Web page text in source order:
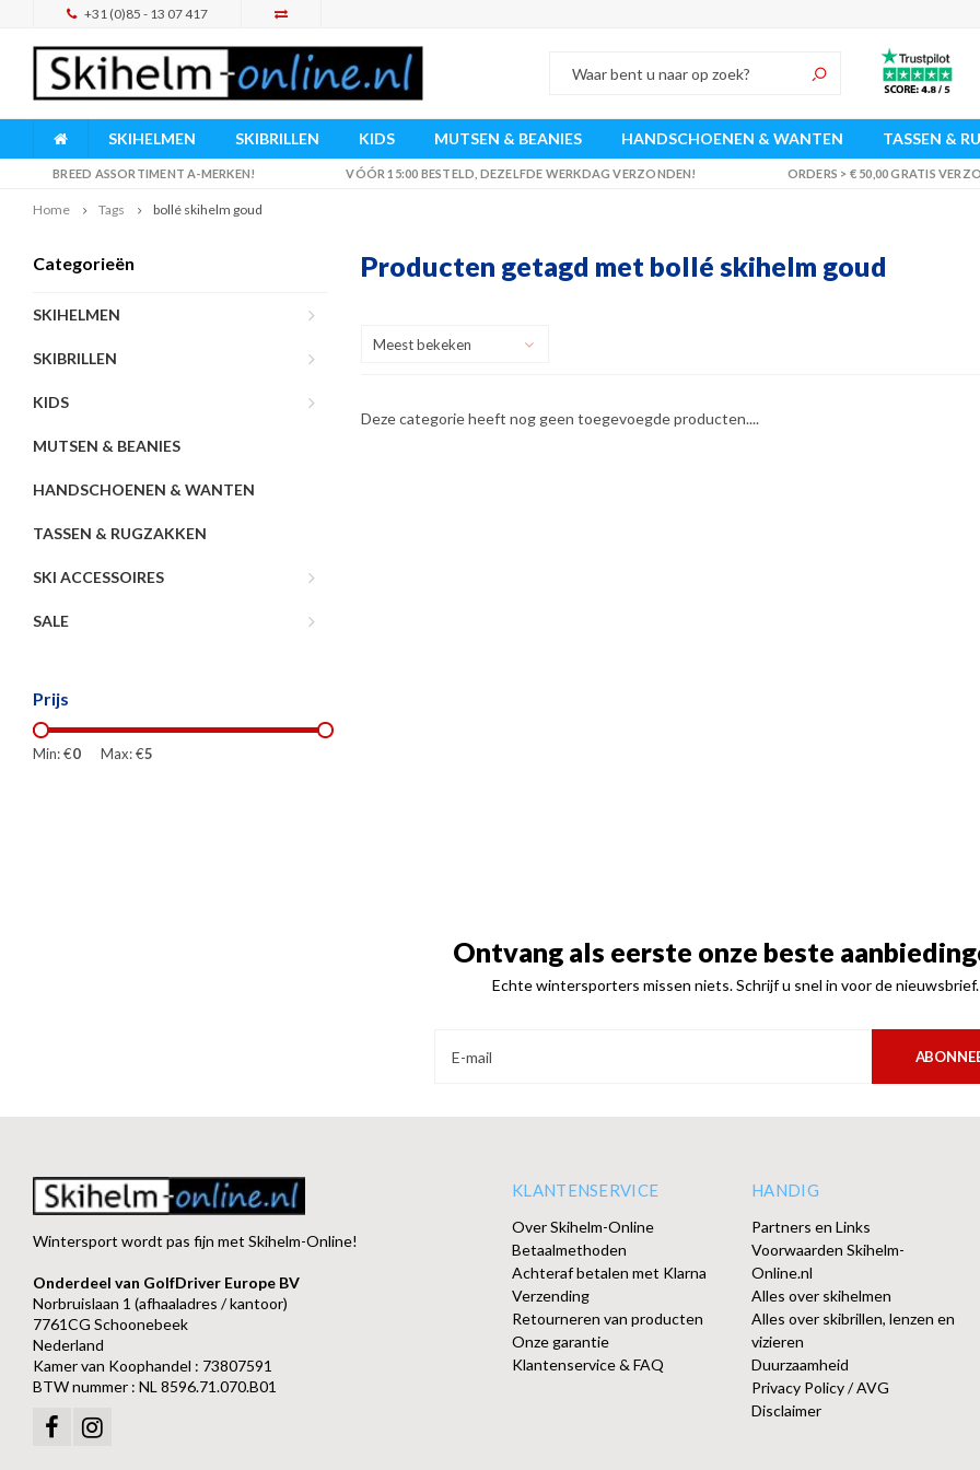
+31 (0)85 - 13 07 417
SKIHELMEN SKIBRILLEN KIDS MUTSEN & BEANIES HANDSCHOENEN & WANTEN TASSEN &
BREED ASSORTIMENT A-MERKEN! VÓÓR 15:00 BESTELD, DEZELFDE WERKDAG VERZONDEN! ORDERS > € 50,00 GRATIS
Home Tags bollé skihelm goud
Categorieën
SKIHELMEN
SKIBRILLEN
KIDS
MUTSEN & BEANIES
HANDSCHOENEN & WANTEN
TASSEN & RUGZAKKEN
SKI ACCESSOIRES
SALE
Prijs
Min: €0 Max: €5
Producten getagd met bollé skihelm goud
Meest bekeken
Deze categorie heeft nog geen toegevoegde producten....
Ontvang als eerste onze beste
Echte wintersporters missen niets. Schrijf u snel in voor de nieuwsbrief.
Wintersport wordt pas fijn met Skihelm-Online!
Onderdeel van GolfDriver Europe BV
Norbruislaan 1 (afhaaladres / kantoor)
7761CG Schoonebeek
Nederland
Kamer van Koophandel : 73807591
BTW nummer : NL 8596.71.070.B01
KLANTENSERVICE
Over Skihelm-Online
Betaalmethoden
Achteraf betalen met Klarna
Verzending
Retourneren van producten
Onze garantie
Klantenservice & FAQ
HANDIG
Partners en Links
Voorwaarden Skihelm-
Online.nl
Alles over skihelmen
Alles over skibrillen, lenzen en
vizieren
Duurzaamheid
Privacy Policy / AVG
Disclaimer